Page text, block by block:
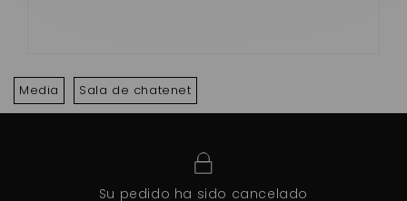
Media Sala de chatenet
Su pedido ha sido cancelado